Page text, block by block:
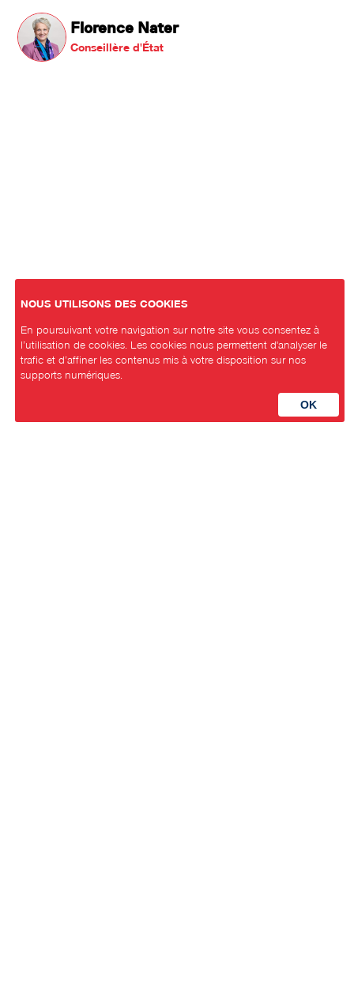
Florence Nater
Conseillère d'État
NOUS UTILISONS DES COOKIES
En poursuivant votre navigation sur notre site vous consentez à
l’utilisation de cookies. Les cookies nous permettent d'analyser le
trafic et d’affiner les contenus mis à votre disposition sur nos
supports numériques.